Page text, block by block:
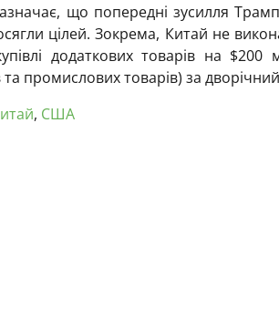
що попередні зусилля
цілей. Зокрема, Китай не
додаткових товарів на $200
та промислових товарів) за
, США